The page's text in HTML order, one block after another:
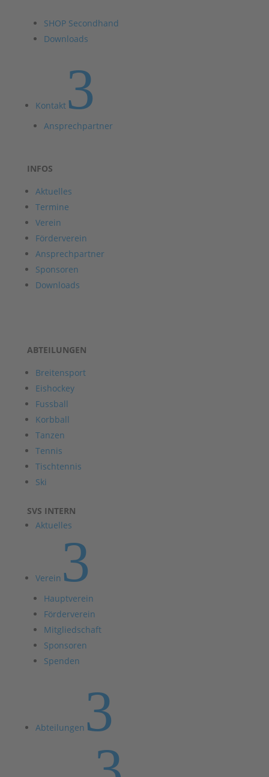
SHOP Secondhand
Downloads
Kontakt3
Ansprechpartner
INFOS
Aktuelles
Termine
Verein
Förderverein
Ansprechpartner
Sponsoren
Downloads
ABTEILUNGEN
Breitensport
Eishockey
Fussball
Korbball
Tanzen
Tennis
Tischtennis
Ski
SVS INTERN
Aktuelles
Verein 3
Hauptverein
Förderverein
Mitgliedschaft
Sponsoren
Spenden
Abteilungen 3